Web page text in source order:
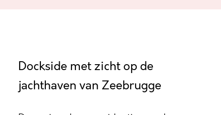
Dockside met zicht op de
jachthaven van Zeebrugge